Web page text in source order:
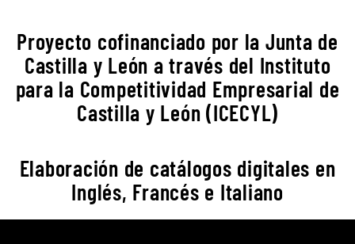
Proyecto cofinanciado por la Junta de
Castilla y León a través del Instituto
para la Competitividad Empresarial de
Castilla y León (ICECYL)
Elaboración de catálogos digitales en
Inglés, Francés e Italiano